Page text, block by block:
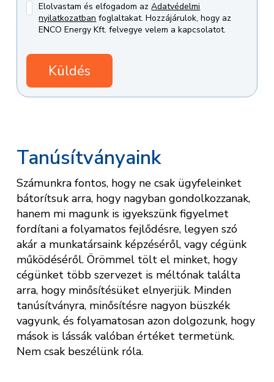
Elolvastam és elfogadom azAdatvédelmi
nyilatkozatban foglaltakat. Hozzájárulok, hogy az
ENCO Energy Kft. felvegye velem a kapcsolatot.
Tanúsítványaink
Számunkra fontos, hogy ne csak ügyfeleinket
bátorítsuk arra, hogy nagyban gondolkozzanak,
hanem mi magunk is igyekszünk figyelmet
fordítani a folyamatos fejlődésre, legyen szó
akár a munkatársaink képzéséről, vagy cégünk
működéséről. Örömmel tölt el minket, hogy
cégünket több szervezet is méltónak találta
arra, hogy minősítésüket elnyerjük. Minden
tanúsítványra, minősítésre nagyon büszkék
vagyunk, és folyamatosan azon dolgozunk, hogy
mások is lássák valóban értéket termetünk.
Nem csak beszélünk róla.